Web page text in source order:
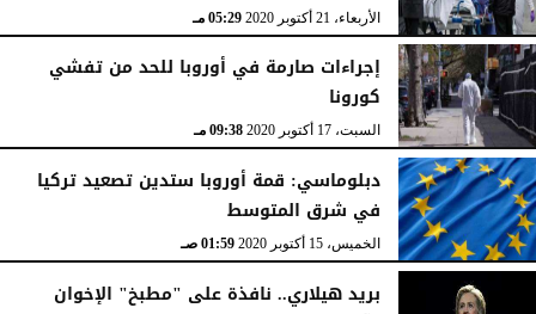
الأربعاء، 21 أكتوبر 2020 05:29 مـ
إجراءات صارمة في أوروبا للحد من تفشي
كورونا
السبت، 17 أكتوبر 2020 09:38 مـ
دبلوماسي: قمة أوروبا ستدين تصعيد تركيا
في شرق المتوسط
الخميس، 15 أكتوبر 2020 01:59 صـ
بريد هيلاري.. نافذة على "مطبخ" الإخوان